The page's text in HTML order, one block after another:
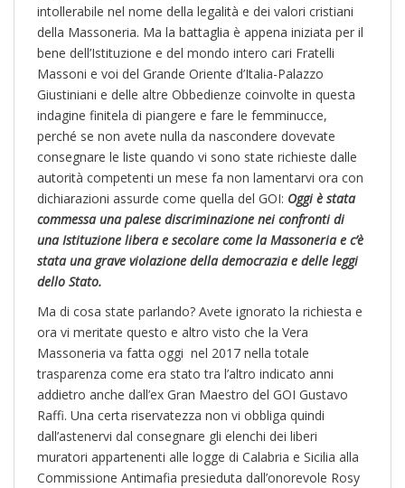
intollerabile nel nome della legalità e dei valori cristiani
della Massoneria. Ma la battaglia è appena iniziata per il
bene dell’Istituzione e del mondo intero cari Fratelli
Massoni e voi del Grande Oriente d’Italia-Palazzo
Giustiniani e delle altre Obbedienze coinvolte in questa
indagine finitela di piangere e fare le femminucce,
perché se non avete nulla da nascondere dovevate
consegnare le liste quando vi sono state richieste dalle
autorità competenti un mese fa non lamentarvi ora con
dichiarazioni assurde come quella del GOI: Oggi è stata
commessa una palese discriminazione nei confronti di
una Istituzione libera e secolare come la Massoneria e c’è
stata una grave violazione della democrazia e delle leggi
dello Stato.
Ma di cosa state parlando? Avete ignorato la richiesta e
ora vi meritate questo e altro visto che la Vera
Massoneria va fatta oggi nel 2017 nella totale
trasparenza come era stato tra l’altro indicato anni
addietro anche dall’ex Gran Maestro del GOI Gustavo
Raffi. Una certa riservatezza non vi obbliga quindi
dall’astenervi dal consegnare gli elenchi dei liberi
muratori appartenenti alle logge di Calabria e Sicilia alla
Commissione Antimafia presieduta dall’onorevole Rosy